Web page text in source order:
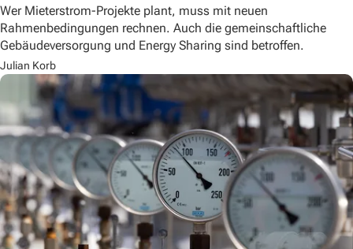
Wer Mieterstrom-Projekte plant, muss mit neuen
Rahmenbedingungen rechnen. Auch die gemeinschaftliche
Gebäudeversorgung und Energy Sharing sind betroffen.
Julian Korb